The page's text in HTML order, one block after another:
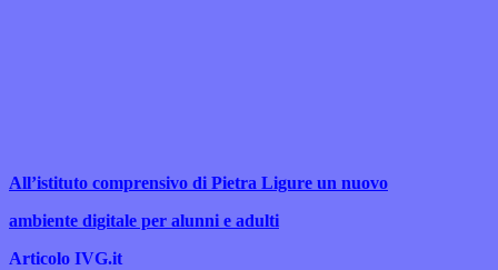
All’istituto comprensivo di Pietra Ligure un nuovo
ambiente digitale per alunni e adulti
Articolo IVG.it